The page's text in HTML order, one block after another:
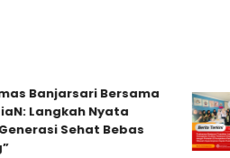
Bersama
Nyata
Sehat Bebas